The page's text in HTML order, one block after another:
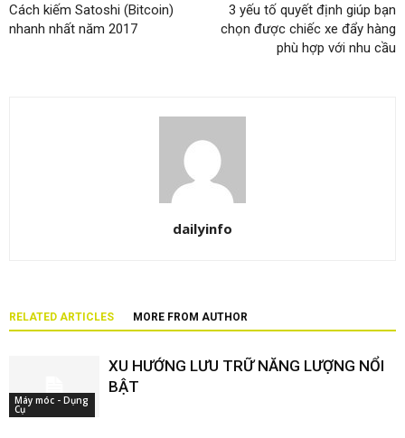
Cách kiếm Satoshi (Bitcoin)
nhanh nhất năm 2017
3 yếu tố quyết định giúp bạn
chọn được chiếc xe đẩy hàng
phù hợp với nhu cầu
dailyinfo
RELATED ARTICLES MORE FROM AUTHOR
Máy móc - Dụng
Cụ
XU HƯỚNG LƯU TRỮ NĂNG LƯỢNG NỔI
BẬT